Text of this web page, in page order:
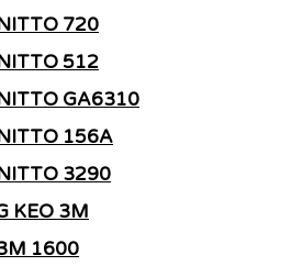
720
512
GA6310
156A
3290
KEO 3M
1600